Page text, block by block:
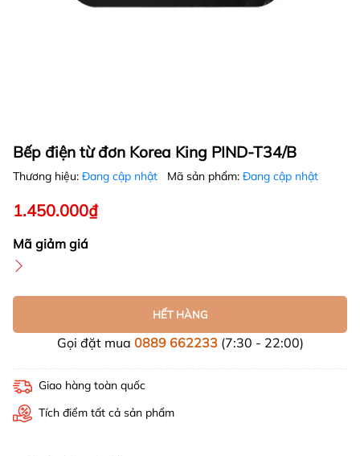
Bếp điện từ đơn Korea King PIND-T34/B
Thương hiệu: Đang cập nhật Mã sản phẩm: Đang cập nhật
1.450.000₫
Mã giảm giá
HẾT HÀNG
Gọi đặt mua 0889 662233(7:30 - 22:00)
Giao hàng toàn quốc
Tích điểm tất cả sản phẩm